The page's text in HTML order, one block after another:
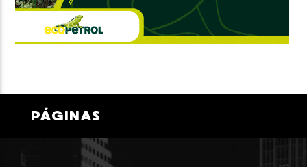
PÁGINAS